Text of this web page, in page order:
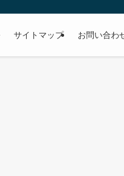
サイトマップ お問い合わ